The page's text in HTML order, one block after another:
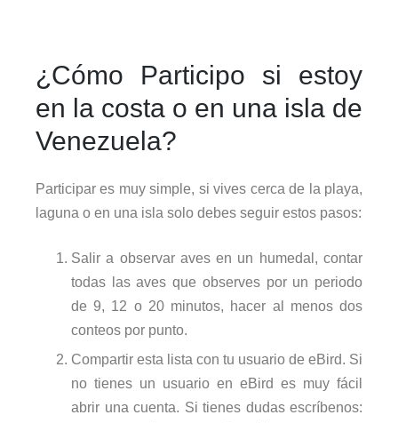
¿Cómo Participo si estoy
en la costa o en una isla de
Venezuela?
Participar es muy simple, si vives cerca de la playa,
laguna o en una isla solo debes seguir estos pasos:
Salir a observar aves en un humedal, contar
todas las aves que observes por un periodo
de 9, 12 o 20 minutos, hacer al menos dos
conteos por punto.
Compartir esta lista con tu usuario de eBird. Si
no tienes un usuario en eBird es muy fácil
abrir una cuenta. Si tienes dudas escríbenos: